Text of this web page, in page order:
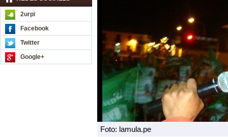
2urpi
Facebook
Twitter
Google+
Foto: lamula.pe